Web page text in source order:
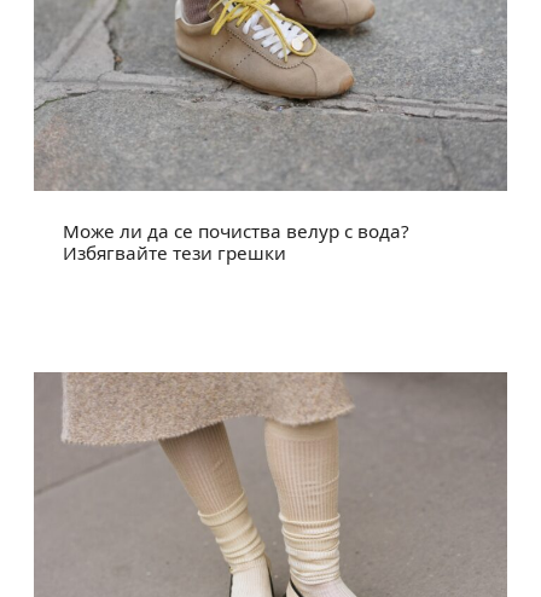
Може ли да се почиства велур с вода?
Избягвайте тези грешки